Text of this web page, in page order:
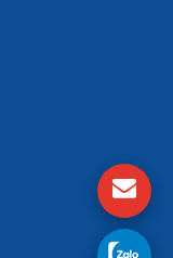
con sò:
Cánh quạt
trong lòng
lobe tùy